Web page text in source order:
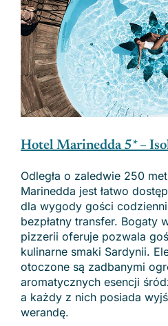
Hotel Marinedda 5* –
Odległa o zaledwie 250
Marinedda jest łatwo
dla wygody gości
bezpłatny transfer. Bogaty
pizzerii oferuje pozwala
kulinarne smaki Sardynii.
otoczone są zadbanymi
aromatycznych esencji
a każdy z nich posiada
werandę.